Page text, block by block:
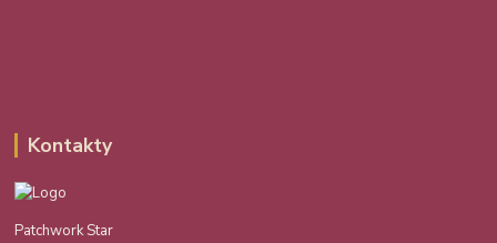
Kontakty
Patchwork Star